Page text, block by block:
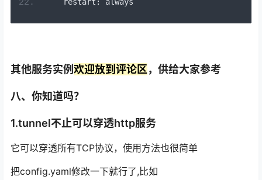
其他服务实例欢迎放到评论区，供给大家参考
八、你知道吗？
1.tunnel不止可以穿透http服务
它可以穿透所有TCP协议，使用方法也很简单
把config.yaml修改一下就行了,比如